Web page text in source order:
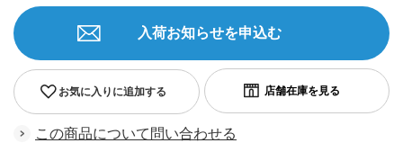
お気に入りに追加する
入荷お知らせを申込む
この商品について問い合わせる